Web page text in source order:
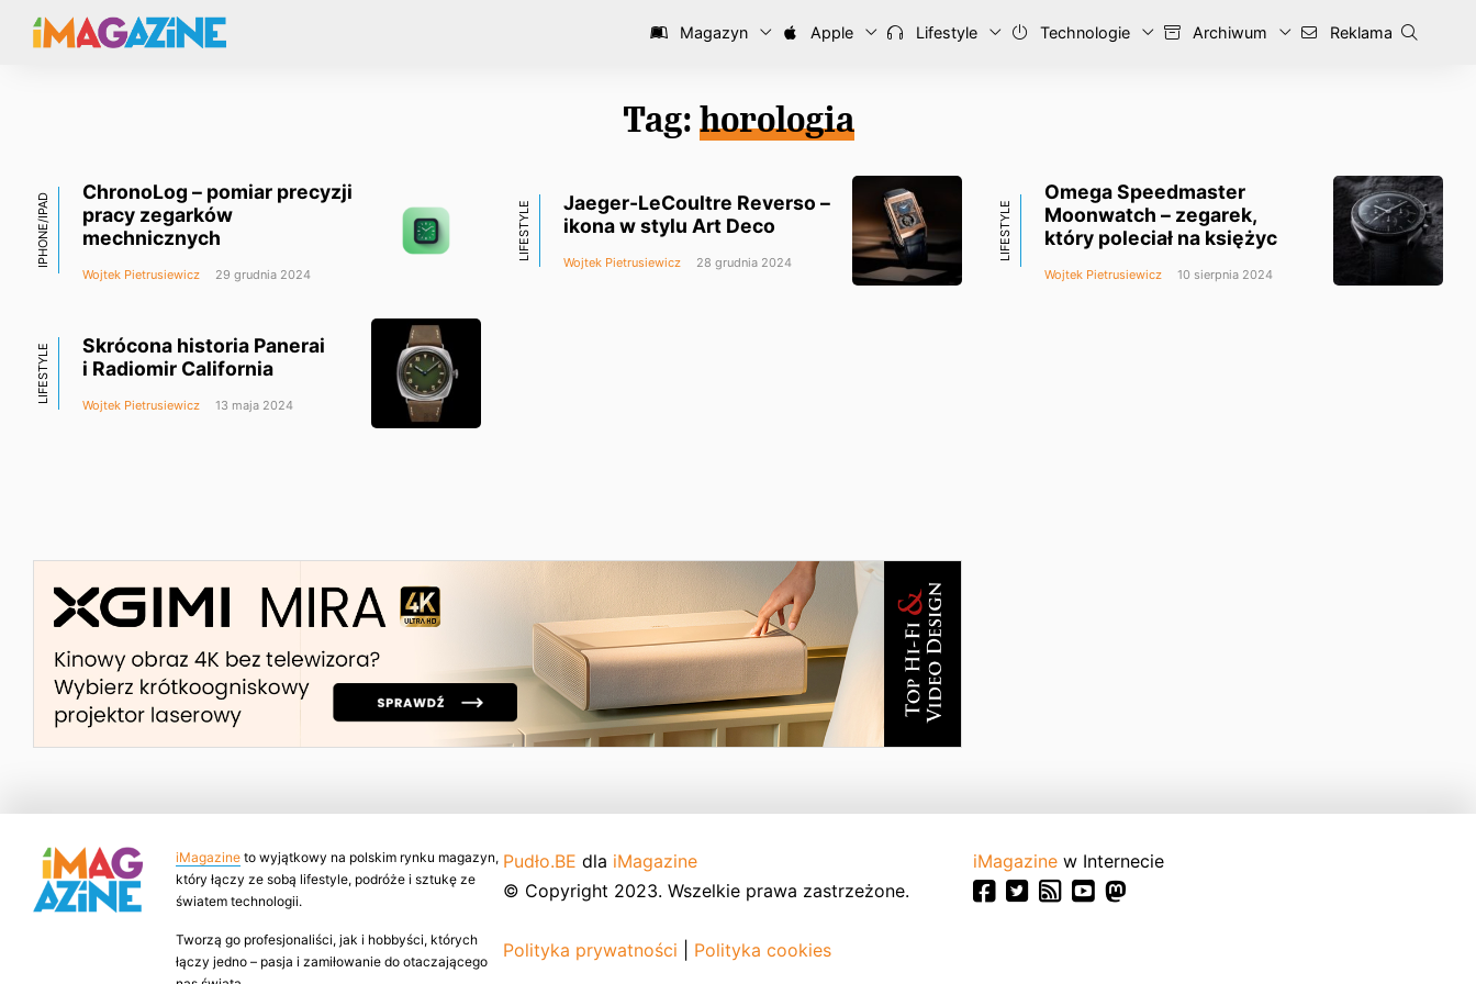
Magazyn Apple Lifestyle Technologie Archiwum Reklama
Tag: horologia
IPHONE/IPAD
ChronoLog – pomiar precyzji
pracy zegarków
mechnicznych
Wojtek Pietrusiewicz 29 grudnia 2024
LIFESTYLE
Jaeger-LeCoultre Reverso –
ikona w stylu Art Deco
Wojtek Pietrusiewicz 28 grudnia 2024
LIFESTYLE
Omega Speedmaster
Moonwatch – zegarek,
który poleciał na księżyc
Wojtek Pietrusiewicz 10 sierpnia 2024
LIFESTYLE
Skrócona historia Panerai
i Radiomir California
Wojtek Pietrusiewicz 13 maja 2024
iMagazine to wyjątkowy na polskim rynku magazyn,
który łączy ze sobą lifestyle, podróże i sztukę ze
światem technologii.
Tworzą go profesjonaliści, jak i hobbyści, których
łączy jedno – pasja i zamiłowanie do otaczającego
Pudło.BE dla iMagazine
© Copyright 2023. Wszelkie prawa zastrzeżone.
Polityka prywatności Polityka cookies
iMagazine w Internecie